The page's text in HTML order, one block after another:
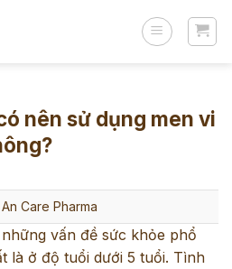
nên sử dụng men vi
An Care Pharma
vấn đề sức khỏe phổ
là ở độ tuổi dưới 5 tuổi. Tình